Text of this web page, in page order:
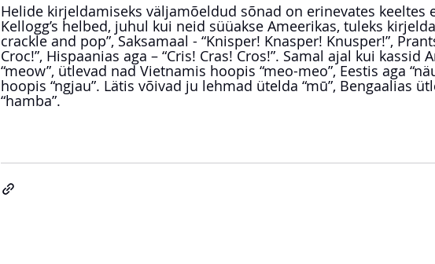
Helide kirjeldamiseks väljamõeldud sõnad on erinevates keeltes
Kellogg’s helbed, juhul kui neid süüakse Ameerikas, tuleks
crackle and pop”, Saksamaal - “Knisper! Knasper! Knusper!”,
Croc!”, Hispaanias aga – “Cris! Cras! Cros!”. Samal ajal kui kassid
“meow”, ütlevad nad Vietnamis hoopis “meo-meo”, Eestis aga
hoopis “ngjau”. Lätis võivad ju lehmad ütelda “mū”, Bengaalias
“hamba”.